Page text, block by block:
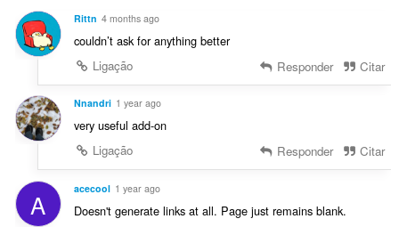
ç
õ
:
v
l
a
ç
õ
e
:
Rittn 4 months ago
couldn’t ask for anything better
Ligação
Responder Citar
Nnandri 1 year ago
very useful add-on
Ligação
Responder Citar
A acecool 1 year ago
Doesn't generate links at all. Page just remains blank.